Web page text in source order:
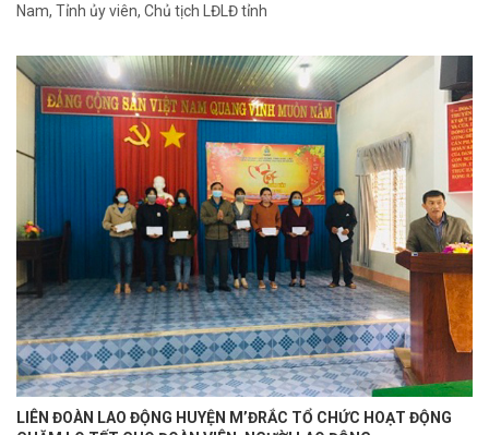
Nam, Tỉnh ủy viên, Chủ tịch LĐLĐ tỉnh
LIÊN ĐOÀN LAO ĐỘNG HUYỆN M’ĐRẮC TỔ CHỨC HOẠT ĐỘNG